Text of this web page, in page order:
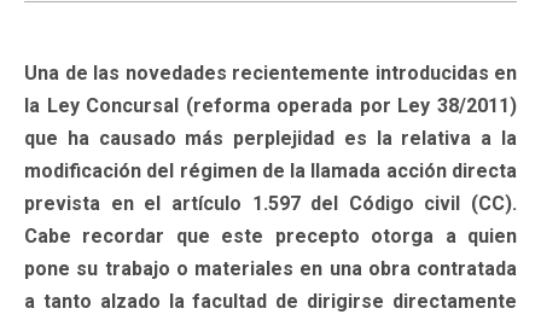
Una de las novedades recientemente introducidas en
la Ley Concursal (reforma operada por Ley 38/2011)
que ha causado más perplejidad es la relativa a la
modificación del régimen de la llamada acción directa
prevista en el artículo 1.597 del Código civil (CC).
Cabe recordar que este precepto otorga a quien
pone su trabajo o materiales en una obra contratada
a tanto alzado la facultad de dirigirse directamente